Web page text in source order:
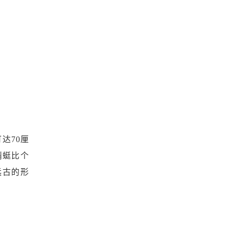
70厘
蜓比个
的形